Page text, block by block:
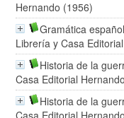
Hernando (1956)
Gramática
Librería y Casa
Historia de la
Casa Editorial
Historia de la